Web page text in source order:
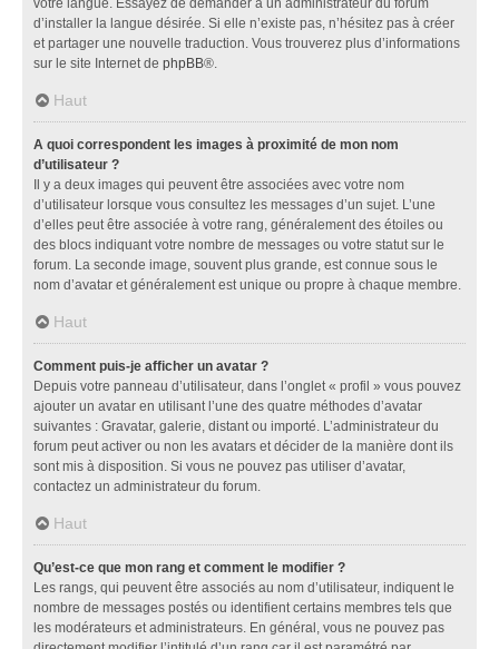
votre langue. Essayez de demander à un administrateur du forum
d’installer la langue désirée. Si elle n’existe pas, n’hésitez pas à créer
et partager une nouvelle traduction. Vous trouverez plus d’informations
sur le site Internet de phpBB®.
Haut
A quoi correspondent les images à proximité de mon nom
d’utilisateur ?
Il y a deux images qui peuvent être associées avec votre nom
d’utilisateur lorsque vous consultez les messages d’un sujet. L’une
d’elles peut être associée à votre rang, généralement des étoiles ou
des blocs indiquant votre nombre de messages ou votre statut sur le
forum. La seconde image, souvent plus grande, est connue sous le
nom d’avatar et généralement est unique ou propre à chaque membre.
Haut
Comment puis-je afficher un avatar ?
Depuis votre panneau d’utilisateur, dans l’onglet « profil » vous pouvez
ajouter un avatar en utilisant l’une des quatre méthodes d’avatar
suivantes : Gravatar, galerie, distant ou importé. L’administrateur du
forum peut activer ou non les avatars et décider de la manière dont ils
sont mis à disposition. Si vous ne pouvez pas utiliser d’avatar,
contactez un administrateur du forum.
Haut
Qu’est-ce que mon rang et comment le modifier ?
Les rangs, qui peuvent être associés au nom d’utilisateur, indiquent le
nombre de messages postés ou identifient certains membres tels que
les modérateurs et administrateurs. En général, vous ne pouvez pas